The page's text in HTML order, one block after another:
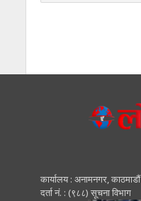
कार्यालय : अनामनगर, काठमाडाैं
दर्ता नं. : (९८८) सूचना विभाग